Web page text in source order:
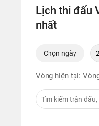
Lịch thi đấu
nhất
Chọn ngày
Vòng hiện tại: